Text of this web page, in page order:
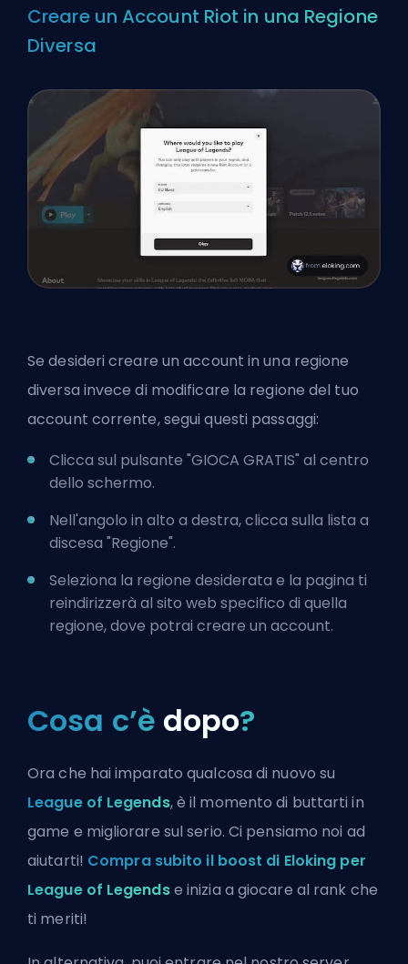
Creare un Account Riot in una Regione
Diversa
Se desideri creare un account in una regione
diversa invece di modificare la regione del tuo
account corrente, segui questi passaggi:
Clicca sul pulsante "GIOCA GRATIS" al centro
dello schermo.
Nell'angolo in alto a destra, clicca sulla lista a
discesa "Regione".
Seleziona la regione desiderata e la pagina ti
reindirizzerà al sito web specifico di quella
regione, dove potrai creare un account.
Cosa c’è dopo?
Ora che hai imparato qualcosa di nuovo su
League of Legends, è il momento di buttarti in
game e migliorare sul serio. Ci pensiamo noi ad
aiutarti! Compra subito il boost di Eloking per
League of Legendse inizia a giocare al rank che
ti meriti!